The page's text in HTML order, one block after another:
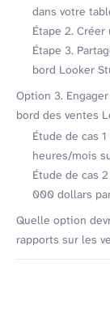
dans votre
Étape 2.
Étape 3.
bord Looker
Option 3.
bord des ventes
Étude de cas
heures/mois
Étude de cas
000 dollars
Quelle option
rapports sur les